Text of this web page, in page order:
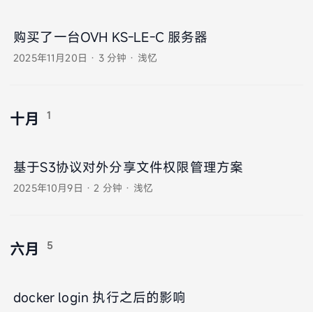
购买了一台OVH KS-LE-C 服务器
2025年11月20日 · 3 分钟 · 浅忆
十月 1
基于S3协议对外分享文件权限管理方案
2025年10月9日 ·2 分钟 · 浅忆
六月 5
docker login 执行之后的影响